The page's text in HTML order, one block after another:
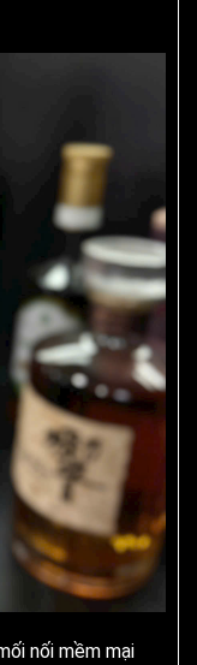
nối mềm mại